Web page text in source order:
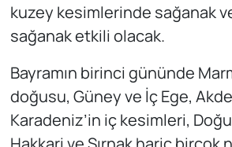
kuzey kesimlerinde sağanak
sağanak etkili olacak.
Bayramın birinci gününde
doğusu, Güney ve İç Ege,
Karadeniz’in iç kesimleri,